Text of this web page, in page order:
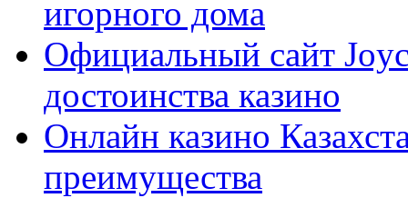
игорного дома
Официальный сайт
достоинства казино
Онлайн казино
преимущества